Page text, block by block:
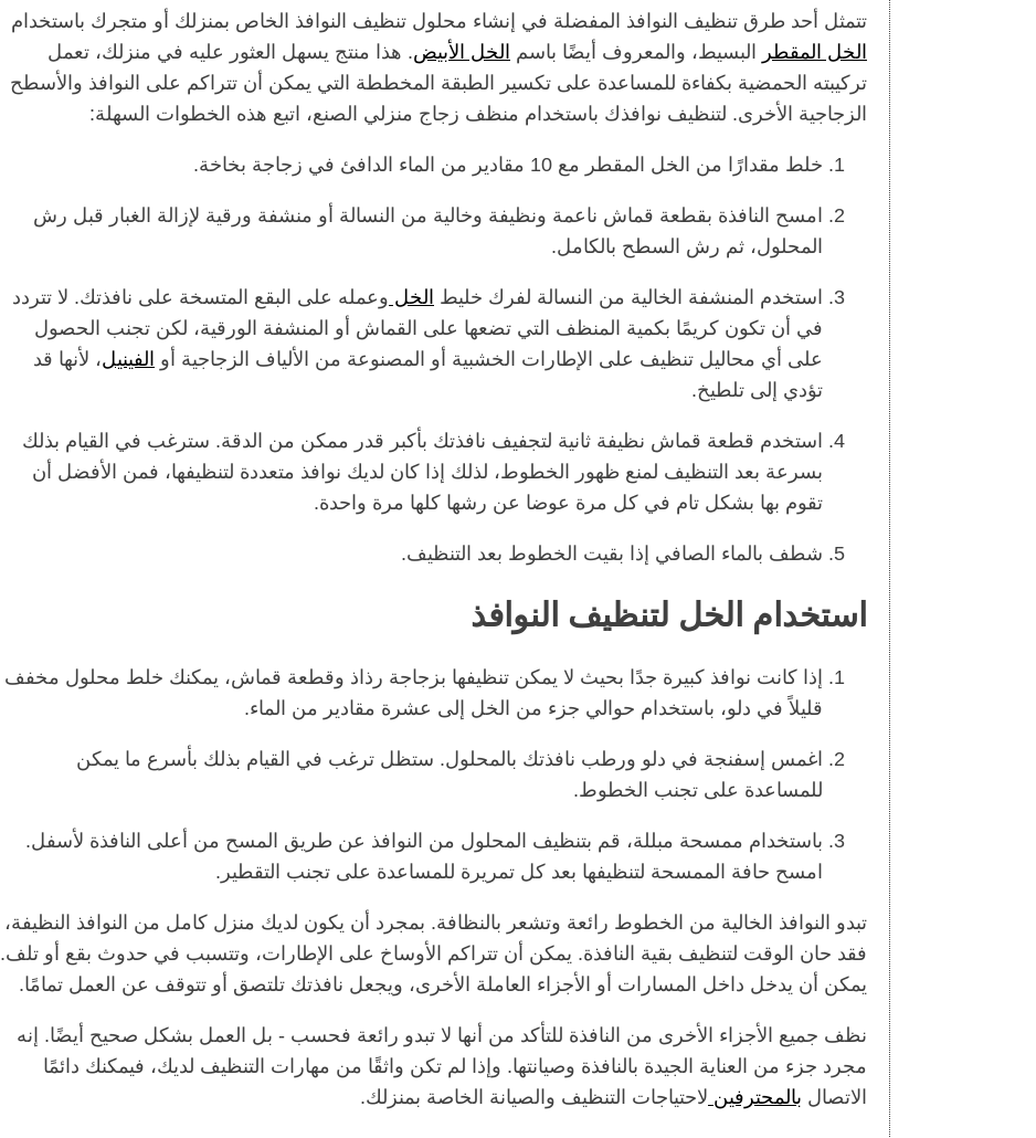
تتمثل أحد طرق تنظيف النوافذ المفضلة في إنشاء محلول تنظيف النوافذ الخاص بمنزلك أو متجرك باستخدام
الخل المقطر
البسيط، والمعروف أيضًا باسم الخل الأبيض. هذا منتج يسهل العثور عليه في منزلك، تعمل
تركيبته الحمضية بكفاءة للمساعدة على تكسير الطبقة المخططة التي يمكن أن تتراكم على النوافذ والأسطح
الزجاجية الأخرى. لتنظيف نوافذك باستخدام منظف زجاج منزلي الصنع، اتبع هذه الخطوات السهلة:
خلط مقدارًا من الخل المقطر مع 10 مقادير من الماء الدافئ في زجاجة بخاخة.
امسح النافذة بقطعة قماش ناعمة ونظيفة وخالية من النسالة أو منشفة ورقية لإزالة الغبار قبل رش
المحلول، ثم رش السطح بالكامل.
استخدم المنشفة الخالية من النسالة لفرك خليط الخل وعمله على البقع المتسخة على نافذتك. لا تتردد
في أن تكون كريمًا بكمية المنظف التي تضعها على القماش أو المنشفة الورقية، لكن تجنب الحصول
على أي محاليل تنظيف على الإطارات الخشبية أو المصنوعة من الألياف الزجاجية أو الفينيل، لأنها قد
تؤدي إلى تلطيخ.
استخدم قطعة قماش نظيفة ثانية لتجفيف نافذتك بأكبر قدر ممكن من الدقة. سترغب في القيام بذلك
بسرعة بعد التنظيف لمنع ظهور الخطوط، لذلك إذا كان لديك نوافذ متعددة لتنظيفها، فمن الأفضل أن
تقوم بها بشكل تام في كل مرة عوضا عن رشها كلها مرة واحدة.
شطف بالماء الصافي إذا بقيت الخطوط بعد التنظيف.
استخدام الخل لتنظيف النوافذ
إذا كانت نوافذ كبيرة جدًا بحيث لا يمكن تنظيفها بزجاجة رذاذ وقطعة قماش، يمكنك خلط محلول مخفف
قليلاً في دلو، باستخدام حوالي جزء من الخل إلى عشرة مقادير من الماء.
اغمس إسفنجة في دلو ورطب نافذتك بالمحلول. ستظل ترغب في القيام بذلك بأسرع ما يمكن
للمساعدة على تجنب الخطوط.
باستخدام ممسحة مبللة، قم بتنظيف المحلول من النوافذ عن طريق المسح من أعلى النافذة لأسفل.
امسح حافة الممسحة لتنظيفها بعد كل تمريرة للمساعدة على تجنب التقطير.
تبدو النوافذ الخالية من الخطوط رائعة وتشعر بالنظافة. بمجرد أن يكون لديك منزل كامل من النوافذ النظيفة،
فقد حان الوقت لتنظيف بقية النافذة. يمكن أن تتراكم الأوساخ على الإطارات، وتتسبب في حدوث بقع أو تلف.
يمكن أن يدخل داخل المسارات أو الأجزاء العاملة الأخرى، ويجعل نافذتك تلتصق أو تتوقف عن العمل تمامًا.
نظف جميع الأجزاء الأخرى من النافذة للتأكد من أنها لا تبدو رائعة فحسب - بل العمل بشكل صحيح أيضًا. إنه
مجرد جزء من العناية الجيدة بالنافذة وصيانتها. وإذا لم تكن واثقًا من مهارات التنظيف لديك، فيمكنك دائمًا
الاتصال بالمحترفين لاحتياجات التنظيف والصيانة الخاصة بمنزلك.